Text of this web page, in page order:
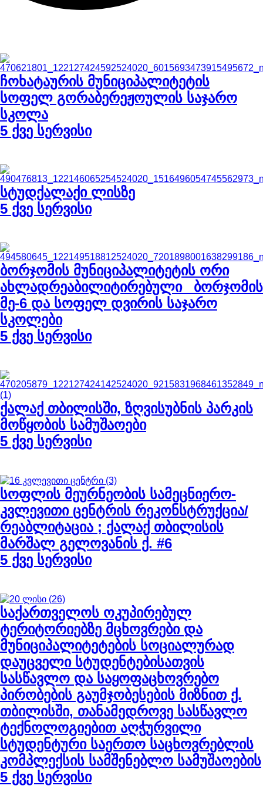
ჩოხატაურის მუნიციპალიტეტის
სოფელ გორაბერეჟოულის საჯარო
სკოლა
5 ქვე სერვისი
სტუდქალაქი ლისზე
5 ქვე სერვისი
ბორჯომის მუნიციპალიტეტის ორი
ახლადრეაბილიტირებული_ ბორჯომის
მე-6 და სოფელ დვირის საჯარო
სკოლები
5 ქვე სერვისი
ქალაქ თბილისში, ზღვისუბნის პარკის
მოწყობის სამუშაოები
5 ქვე სერვისი
სოფლის მეურნეობის სამეცნიერო-
კვლევითი ცენტრის რეკონსტრუქცია/
რეაბლიტაცია ; ქალაქ თბილისის
მარშალ გელოვანის ქ. #6
5 ქვე სერვისი
საქართველოს ოკუპირებულ
ტერიტორიებზე მცხოვრები და
მუნიციპალიტეტების სოციალურად
დაუცველი სტუდენტებისათვის
სასწავლო და საყოფაცხოვრებო
პირობების გაუმჯობესების მიზნით ქ.
თბილისში, თანამედროვე სასწავლო
ტექნოლოგიებით აღჭურვილი
სტუდენტური საერთო საცხოვრებლის
კომპლექსის სამშენებლო სამუშაოების
5 ქვე სერვისი